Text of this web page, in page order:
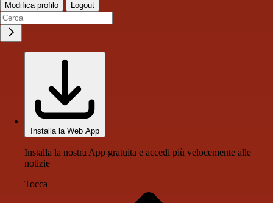
Modifica profilo Logout
Installa la Web App
Installa la nostra App gratuita e accedi più velocemente alle
notizie
Tocca